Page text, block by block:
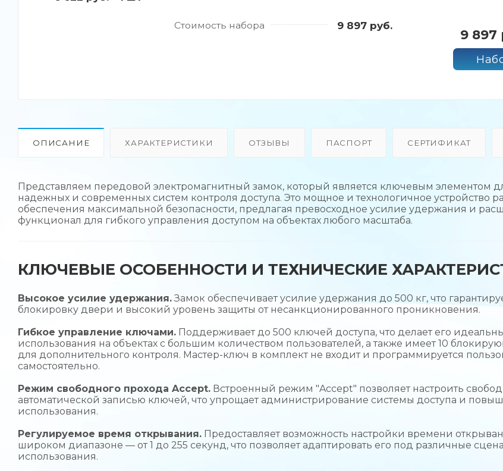
Стоимость набора 9 897 руб.
9 897
ОПИСАНИЕ ХАРАКТЕРИСТИКИ ОТЗЫВЫ ПАСПОРТ СЕРТИФИКАТ
Представляем передовой электромагнитный замок, который является ключевым элементом
надежных и современных систем контроля доступа. Это мощное и технологичное устройство
обеспечения максимальной безопасности, предлагая превосходное усилие удержания и
функционал для гибкого управления доступом на объектах любого масштаба.
КЛЮЧЕВЫЕ ОСОБЕННОСТИ И ТЕХНИЧЕСКИЕ
Высокое усилие удержания.Замок обеспечивает усилие удержания до 500 кг, что
блокировку двери и высокий уровень защиты от несанкционированного проникновения.
Гибкое управление ключами. Поддерживает до 500 ключей доступа, что делает его
использования на объектах с большим количеством пользователей, а также имеет 10
для дополнительного контроля. Мастер-ключ в комплект не входит и программируется
самостоятельно.
Режим свободного прохода Accept. Встроенный режим "Accept" позволяет настроить
автоматической записью ключей, что упрощает администрирование системы доступа и
использования.
Регулируемое время открывания. Предоставляет возможность настройки времени
широком диапазоне — от 1 до 255 секунд, что позволяет адаптировать его под различные
использования.